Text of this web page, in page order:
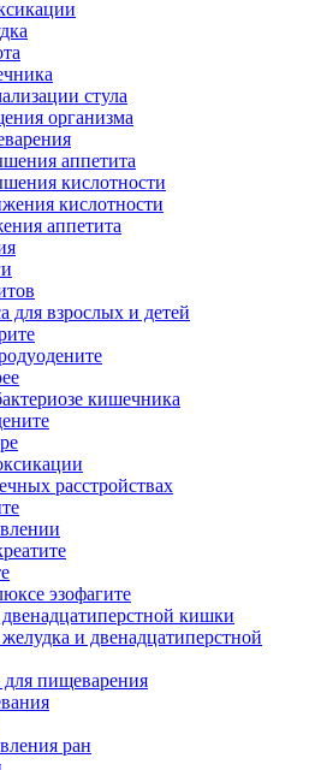
стула
организма
аппетита
кислотности
кислотности
аппетита
для взрослых и детей
кишечника
расстройствах
эзофагите
кишки
и двенадцатиперстной
для пищеварения
ран